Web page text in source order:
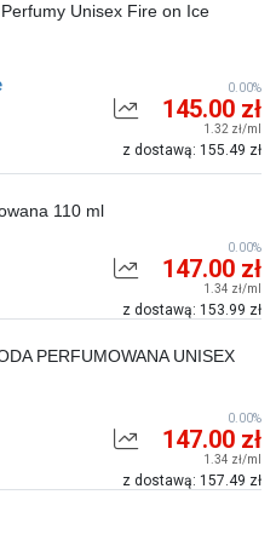
Unisex Fire on Ice
145.00 zł
1.32 zł/ml
z dostawą: 155.49 zł
0.00%
110 ml
147.00 zł
1.34 zł/ml
z dostawą: 153.99 zł
0.00%
PERFUMOWANA UNISEX
147.00 zł
1.34 zł/ml
z dostawą: 157.49 zł
0.00%